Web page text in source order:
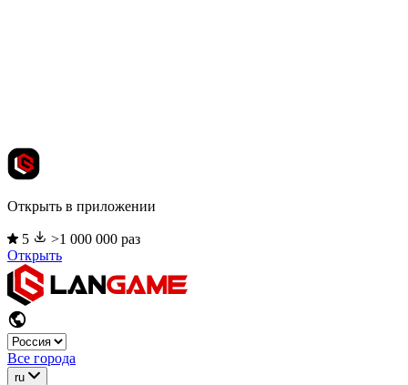
Открыть в приложении
5
>1 000 000 раз
Открыть
Все города
ru